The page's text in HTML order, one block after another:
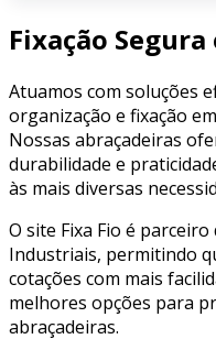
Fixação
Atuamos com soluções
organização e fixação
Nossas abraçadeiras
durabilidade e
às mais diversas
O site Fixa Fio é parceiro
Industriais, permitindo
cotações com mais
melhores opções para
abraçadeiras.